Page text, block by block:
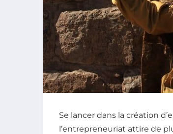
Se lancer dans la création
l’entrepreneuriat attire de